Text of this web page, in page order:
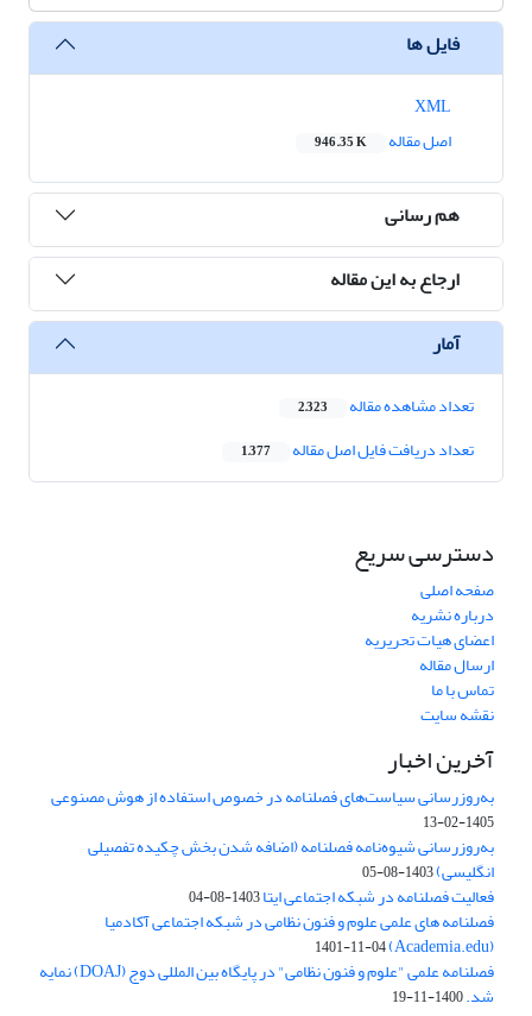
فایل ها
اصل مقاله
946.35 K
هم رسانی
ارجاع به این مقاله
آمار
تعداد مشاهده مقاله 2,323
تعداد دریافت فایل اصل مقاله 1,377
دسترسی سریع
صفحه اصلی
درباره نشریه
اعضای هیات تحریریه
ارسال مقاله
تماس با ما
نقشه سایت
آخرین اخبار
به‌روزرسانی سیاست‌های فصلنامه در خصوص استفاده از هوش مصنوعی
1405-02-13
به‌روزرسانی شیوه‌نامه فصلنامه (اضافه شدن بخش چکیده تفصیلی
انگلیسی)1403-08-05
فعالیت فصلنامه در شبکه اجتماعی ایتا1403-08-04
فصلنامه های علمی علوم و فنون نظامی در شبکه اجتماعی آکادمیا
(Academia.edu)
1401-11-04
فصلنامه علمی "علوم و فنون نظامی" در پایگاه بین المللی دوج (DOAJ) نمایه
شد.1400-11-19